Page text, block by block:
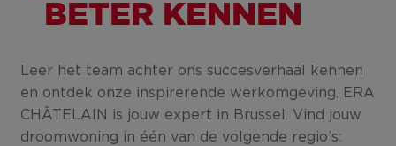
BETER KENNEN
Leer het team achter ons succesverhaal kennen
en ontdek onze inspirerende werkomgeving. ERA
CHÂTELAIN is jouw expert in Brussel. Vind jouw
droomwoning in één van de volgende regio’s: